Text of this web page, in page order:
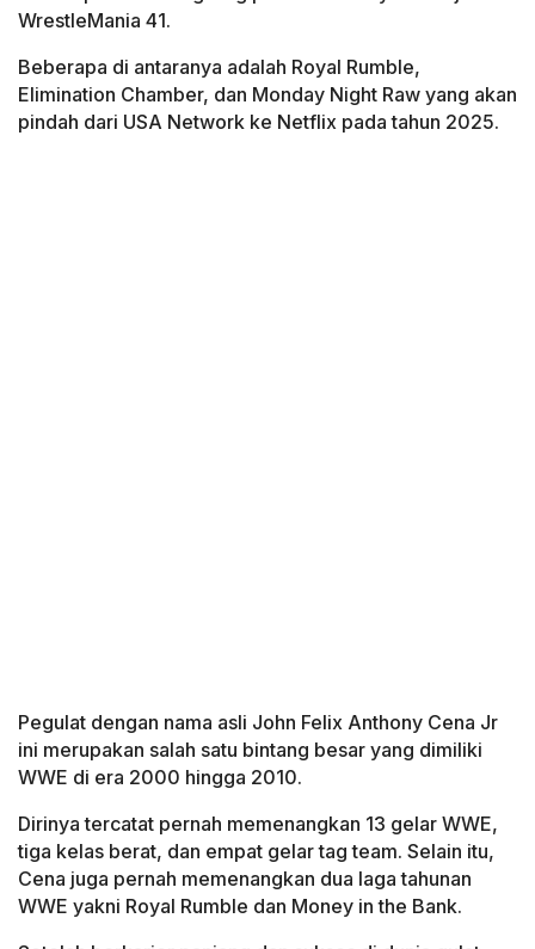
WrestleMania 41.
Beberapa di antaranya adalah Royal Rumble,
Elimination Chamber, dan Monday Night Raw yang akan
pindah dari USA Network ke Netflix pada tahun 2025.
Pegulat dengan nama asli John Felix Anthony Cena Jr
ini merupakan salah satu bintang besar yang dimiliki
WWE di era 2000 hingga 2010.
Dirinya tercatat pernah memenangkan 13 gelar WWE,
tiga kelas berat, dan empat gelar tag team. Selain itu,
Cena juga pernah memenangkan dua laga tahunan
WWE yakni Royal Rumble dan Money in the Bank.